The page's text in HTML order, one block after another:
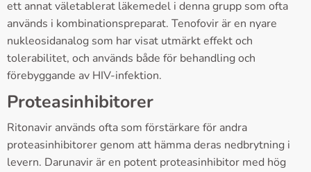
ett annat väletablerat läkemedel i denna grupp som ofta
används i kombinationspreparat. Tenofovir är en nyare
nukleosidanalog som har visat utmärkt effekt och
tolerabilitet, och används både för behandling och
förebyggande av HIV-infektion.
Proteasinhibitorer
Ritonavir används ofta som förstärkare för andra
proteasinhibitorer genom att hämma deras nedbrytning i
levern. Darunavir är en potent proteasinhibitor med hög